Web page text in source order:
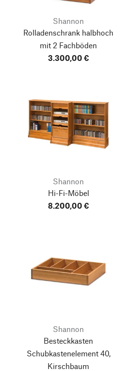
Shannon
Rolladenschrank halbhoch
mit 2 Fachböden
3.300,00 €
Shannon
Hi-Fi-Möbel
8.200,00 €
Shannon
Besteckkasten
Schubkastenelement 40,
Kirschbaum